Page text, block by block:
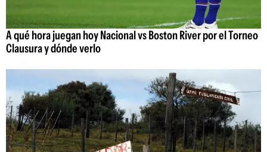
A qué hora juegan hoy Nacional vs Boston River por el Torneo
Clausura y dónde verlo